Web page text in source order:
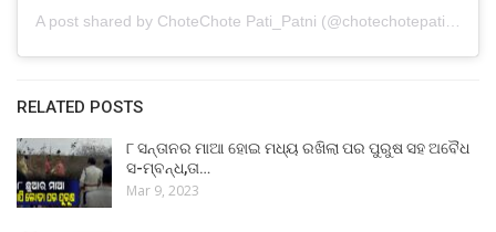
RELATED POSTS
୮ ସନ୍ତାନର ମାଆ ହୋଇ ମଧ୍ୟ ରଖିଲା ପର ପୁରୁଷ ସହ ଅବୈଧ
ସ-ମ୍ବନ୍ଧ,ତା…
Mar 9, 2023